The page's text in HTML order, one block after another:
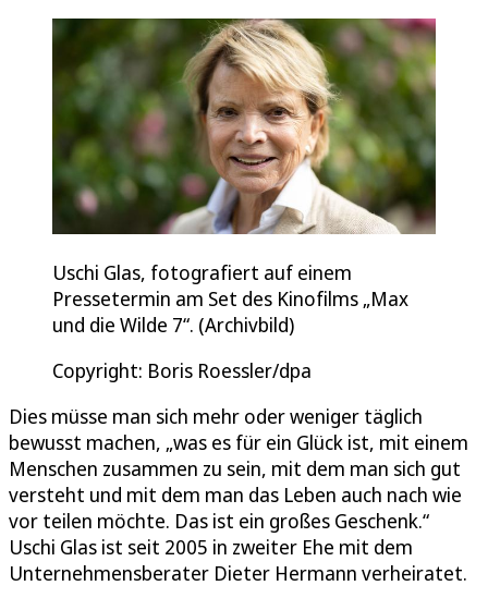
Uschi Glas, fotografiert auf einem
Pressetermin am Set des Kinofilms „Max
und die Wilde 7“. (Archivbild)
Copyright: Boris Roessler/dpa
Dies müsse man sich mehr oder weniger täglich
bewusst machen, „was es für ein Glück ist, mit einem
Menschen zusammen zu sein, mit dem man sich gut
versteht und mit dem man das Leben auch nach wie
vor teilen möchte. Das ist ein großes Geschenk.“
Uschi Glas ist seit 2005 in zweiter Ehe mit dem
Unternehmensberater Dieter Hermann verheiratet.